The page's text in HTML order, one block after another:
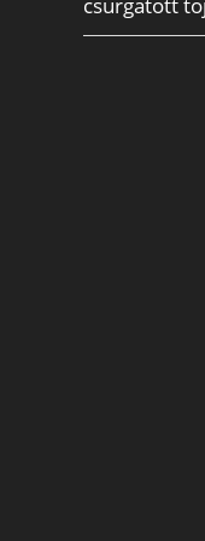
csurgatott